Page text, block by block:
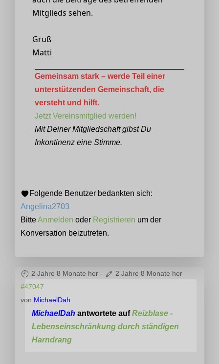
Mitglieds sehen.
Gruß
Matti
Gemeinsam stark – werde Teil einer
unterstützenden Gemeinschaft, die
versteht und hilft.
Jetzt Vereinsmitglied werden!
Mit Deiner Mitgliedschaft gibst Du
Inkontinenz eine Stimme.
Folgende Benutzer bedankten sich:
Angelina2703
BitteAnmelden oder Registrieren um der
Konversation beizutreten.
2 Jahre 8 Monate her -
2 Jahre 8 Monate her
#47047
von MichaelDah
MichaelDah antwortete aufReizblase -
Lebenseinschränkung durch ständigen
Harndrang